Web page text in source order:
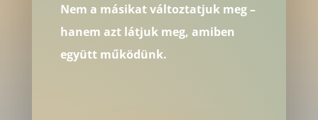
Nem a másikat változtatjuk meg –
hanem azt látjuk meg, amiben
együtt működünk.